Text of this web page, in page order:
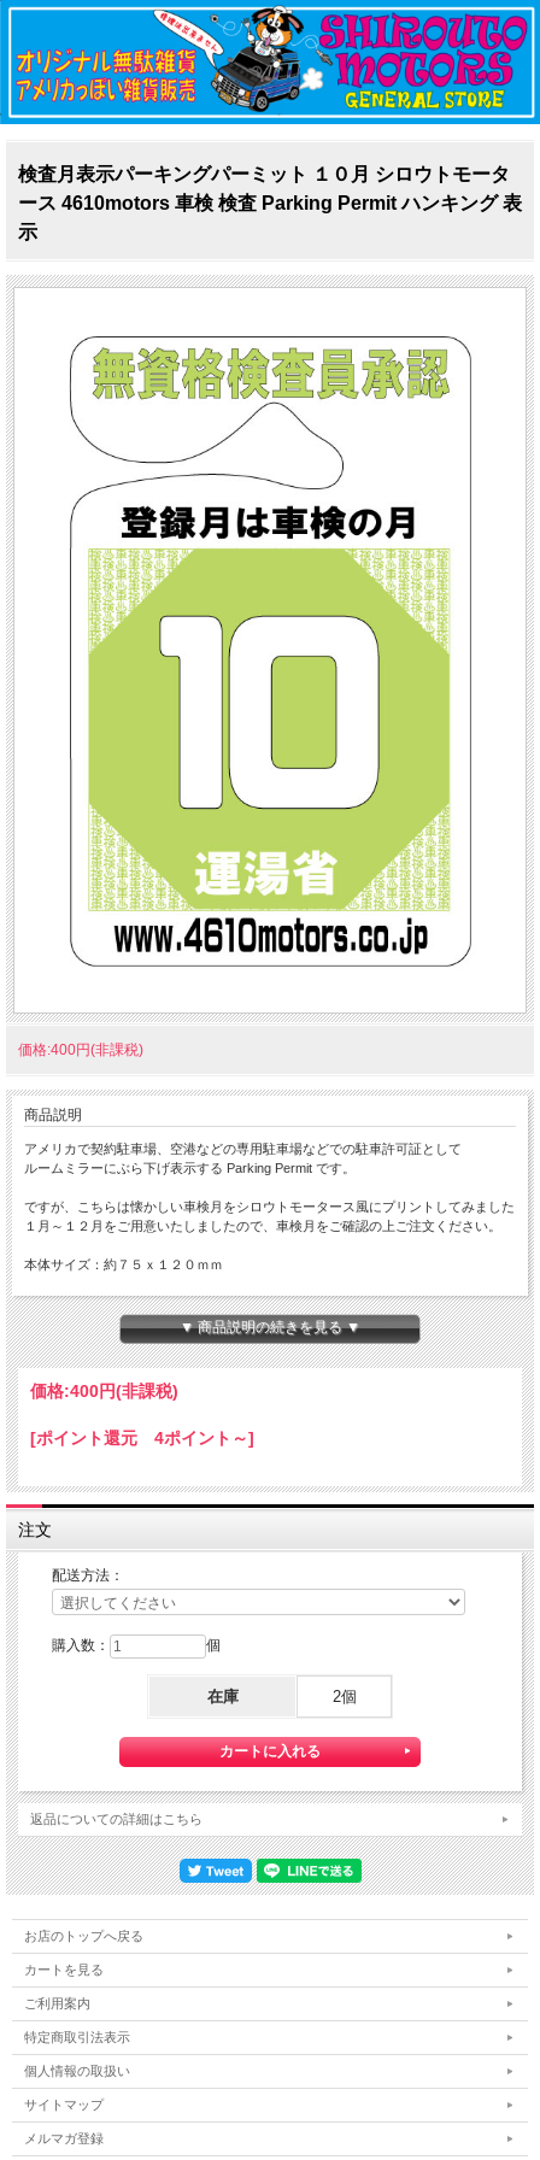
検査月表示パーキングパーミット １０月 シロウトモータ
ース 4610motors 車検 検査 Parking Permit ハンキング 表
示
価格:400円(非課税)
商品説明
アメリカで契約駐車場、空港などの専用駐車場などでの駐車許可証として
ルームミラーにぶら下げ表示する Parking Permit です。
ですが、こちらは懐かしい車検月をシロウトモータース風にプリントしてみました
１月～１２月をご用意いたしましたので、車検月をご確認の上ご注文ください。
本体サイズ：約７５ｘ１２０ｍｍ
Made in JAPAN
ルームミラーの構造により、ParkingPermitをぶら下げた時
下に下がらず、上を向いてしまうことがございますので
ミラーの構造をご確認いただき、ご購入ください。
▼ 商品説明の続きを見る ▼
価格:400円(非課税)
[ポイント還元 4ポイント～]
注文
配送方法：
購入数： 個
在庫 2個
返品についての詳細はこちら
お店のトップへ戻る
カートを見る
ご利用案内
特定商取引法表示
個人情報の取扱い
サイトマップ
メルマガ登録